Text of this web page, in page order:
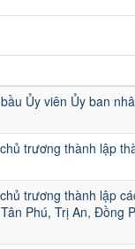
Ủy viên Ủy ban
trương thành lập
trương thành lập
Phú, Trị An, Đồng